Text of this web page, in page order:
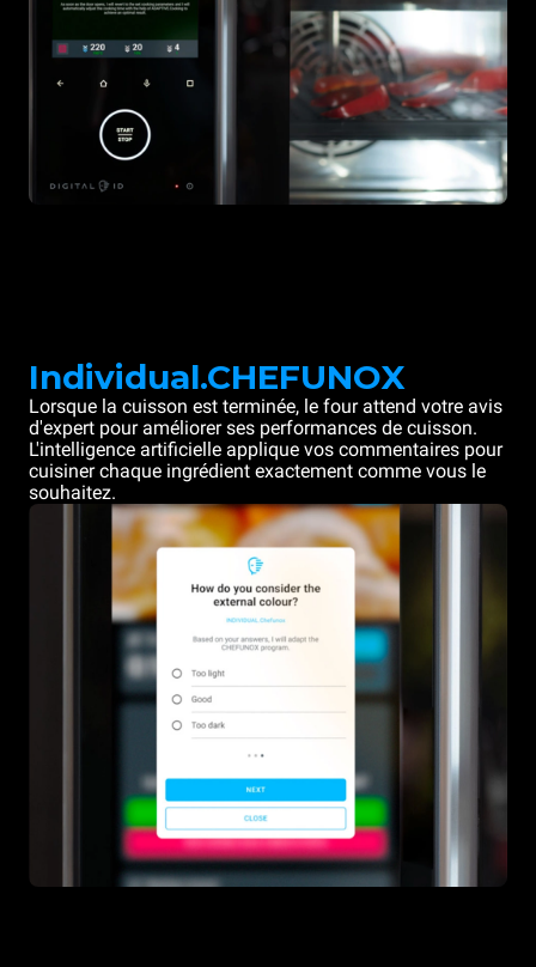
Individual.CHEFUNOX
Lorsque la cuisson est terminée, le four attend votre avis
d'expert pour améliorer ses performances de cuisson.
L'intelligence artificielle applique vos commentaires pour
cuisiner chaque ingrédient exactement comme vous le
souhaitez.